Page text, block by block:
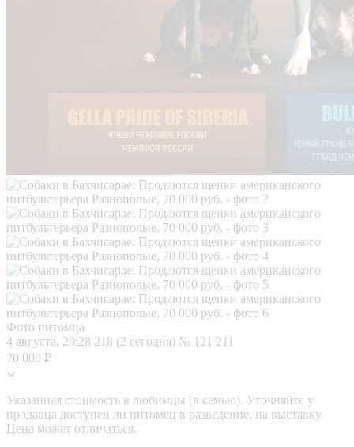
Фото питомца
4 августа, 20:28 218 (2 сегодня) № 121 211
70 000 ₽
Указанная стоимость в любимцы (в семью). Уточняйте у
продавца доступен ли питомец в разведение, на выставку.
Цена может отличаться.